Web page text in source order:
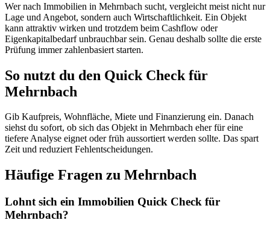
Wer nach Immobilien in Mehrnbach sucht, vergleicht meist nicht nur
Lage und Angebot, sondern auch Wirtschaftlichkeit. Ein Objekt
kann attraktiv wirken und trotzdem beim Cashflow oder
Eigenkapitalbedarf unbrauchbar sein. Genau deshalb sollte die erste
Prüfung immer zahlenbasiert starten.
So nutzt du den Quick Check für
Mehrnbach
Gib Kaufpreis, Wohnfläche, Miete und Finanzierung ein. Danach
siehst du sofort, ob sich das Objekt in Mehrnbach eher für eine
tiefere Analyse eignet oder früh aussortiert werden sollte. Das spart
Zeit und reduziert Fehlentscheidungen.
Häufige Fragen zu Mehrnbach
Lohnt sich ein Immobilien Quick Check für
Mehrnbach?